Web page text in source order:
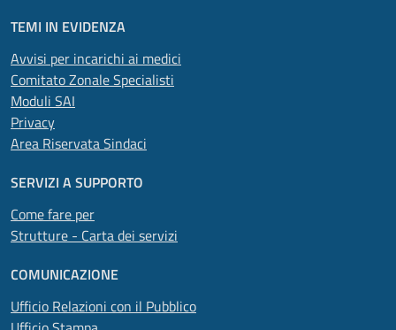
TEMI IN EVIDENZA
Avvisi per incarichi ai medici
Comitato Zonale Specialisti
Moduli SAI
Privacy
Area Riservata Sindaci
SERVIZI A SUPPORTO
Come fare per
Strutture - Carta dei servizi
COMUNICAZIONE
Ufficio Relazioni con il Pubblico